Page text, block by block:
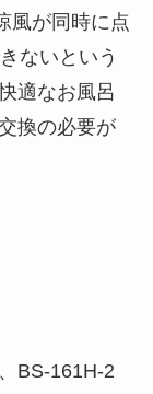
風が同時に点
ないという
適なお風呂
換の必要が
BS-161H-2